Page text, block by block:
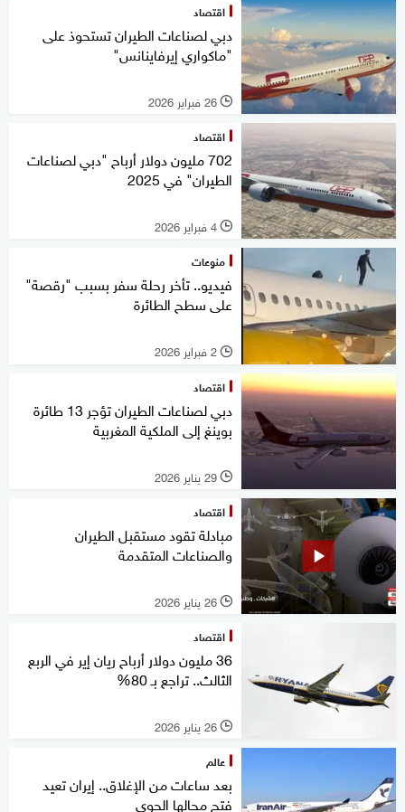
اقتصاد
دبي لصناعات الطيران تستحوذ على
"ماكواري إيرفاينانس"
l 26 فبراير 2026
اقتصاد
702 مليون دولار أرباح "دبي لصناعات
الطيران" في 2025
l 4 فبراير 2026
منوعات
فيديو.. تأخر رحلة سفر بسبب "رقصة"
على سطح الطائرة
l 2 فبراير 2026
اقتصاد
دبي لصناعات الطيران تؤجر 13 طائرة
بوينغ إلى الملكية المغربية
l 29 يناير 2026
اقتصاد
مبادلة تقود مستقبل الطيران
والصناعات المتقدمة
l 26 يناير 2026
اقتصاد
36 مليون دولار أرباح ريان إير في الربع
الثالث.. تراجع بـ 80%
l 26 يناير 2026
عالم
بعد ساعات من الإغلاق.. إيران تعيد
فتح مجالها الجوي